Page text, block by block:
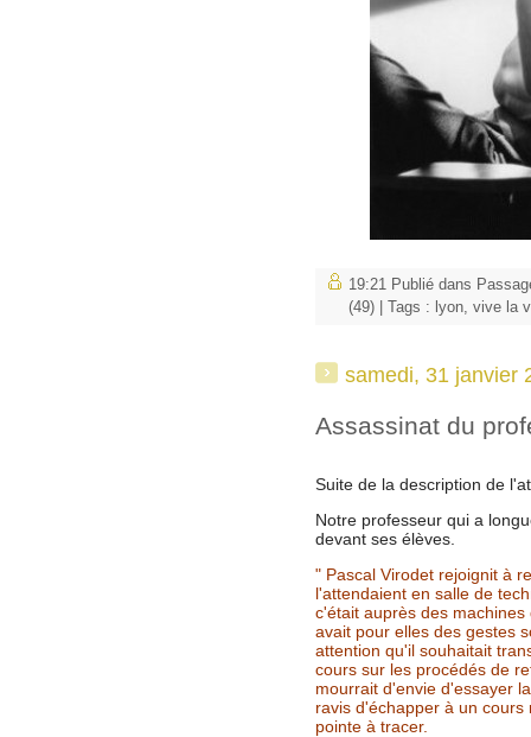
19:21 Publié dans
(49) | Tags : lyon, vive la
samedi, 31 janvier
Assassinat du
Suite de la description de
Notre professeur qui a
devant ses élèves.
" Pascal Virodet rejoignit à
l'attendaient en salle de
c'était auprès des
avait pour elles des gestes
attention qu'il souhaitait
cours sur les procédés de
mourrait d'envie d'essayer
ravis d'échapper à un
pointe à tracer.